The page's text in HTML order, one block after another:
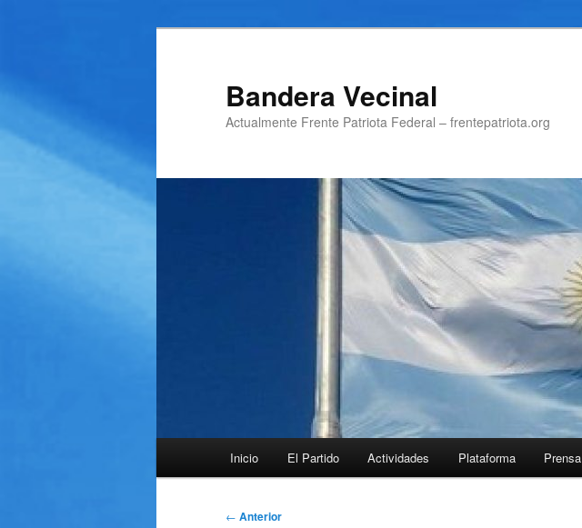
Bandera Vecinal
Actualmente Frente Patriota Federal – frentepatriota.org
Inicio El Partido Actividades Plataforma Prensa
Navegación
← Anterior